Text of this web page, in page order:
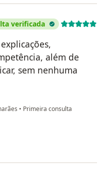
verificada
além de
sem nenhuma
• Primeira consulta